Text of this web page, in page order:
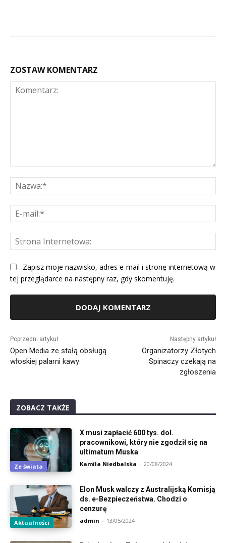
ZOSTAW KOMENTARZ
Zapisz moje nazwisko, adres e-mail i stronę internetową w
tej przeglądarce na następny raz, gdy skomentuję.
Poprzedni artykuł
Open Media ze stałą obsługą
włoskiej palarni kawy
Następny artykuł
Organizatorzy Złotych
Spinaczy czekają na
zgłoszenia
ZOBACZ TAKŻE
Ze świata
X musi zapłacić 600 tys. dol.
pracownikowi, który nie zgodził się na
ultimatum Muska
Kamila Niedbalska - 20/08/2024
Aktualności
Elon Musk walczy z Australijską Komisją
ds. e-Bezpieczeństwa. Chodzi o
cenzurę
admin - 13/05/2024